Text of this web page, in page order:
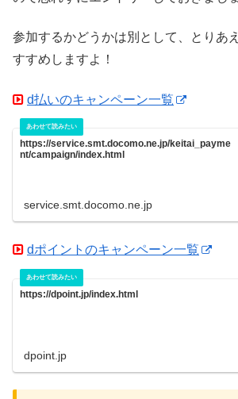
参加するかどうかは別として、とりあ
すすめしますよ！
d払いのキャンペーン一覧
https://service.smt.docomo.ne.jp/keitai_payme
nt/campaign/index.html
service.smt.docomo.ne.jp
dポイントのキャンペーン一覧
https://dpoint.jp/index.html
dpoint.jp